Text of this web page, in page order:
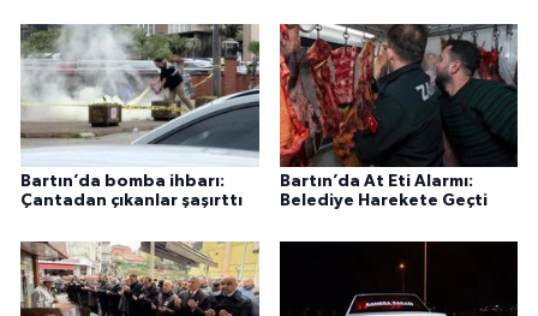
Bartın’da bomba ihbarı:
Çantadan çıkanlar şaşırttı
Bartın’da At Eti Alarmı:
Belediye Harekete Geçti